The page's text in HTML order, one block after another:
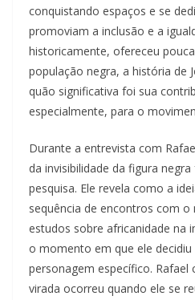
conquistando espaços e se
promoviam a inclusão e a
historicamente, ofereceu
população negra, a história de
quão significativa foi sua
especialmente, para o
Durante a entrevista com
da invisibilidade da figura
pesquisa. Ele revela como a
sequência de encontros com o
estudos sobre africanidade na
o momento em que ele decidiu
personagem específico.
virada ocorreu quando ele se